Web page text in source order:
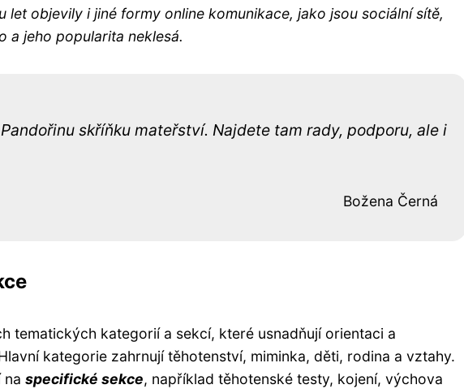
let objevily i ​​jiné formy online komunikace, jako jsou sociální sítě,
a jeho popularita neklesá.
skříňku mateřství. Najdete tam rady, podporu, ale i
Božena Černá
tematických kategorií a sekcí, které usnadňují orientaci a
kategorie zahrnují těhotenství, miminka, děti, rodina a vztahy.
na specifické sekce, například těhotenské testy, kojení, výchova